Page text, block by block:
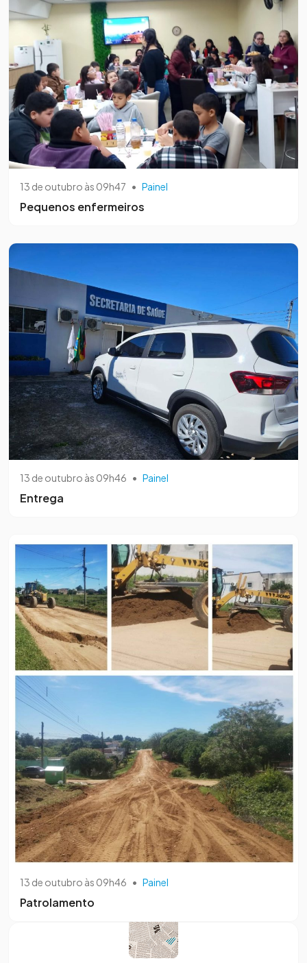
13 de outubro às 09h47 • Painel
Pequenos enfermeiros
13 de outubro às 09h46 • Painel
Entrega
13 de outubro às 09h46 • Painel
Patrolamento